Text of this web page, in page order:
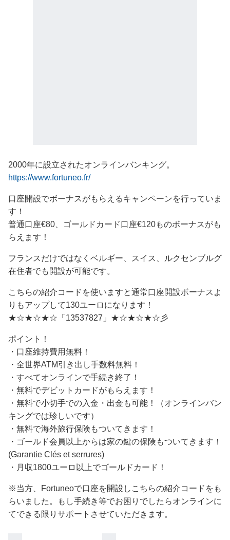
2000年に設立されたオンラインバンキング。
https://www.fortuneo.fr/
口座開設でボーナスがもらえるキャンペーンを行っていま
す！
普通口座€80、ゴールドカード口座€120ものボーナスがも
らえます！
フランスだけではなくベルギー、スイス、ルクセンブルグ
在住者でも開設が可能です。
こちらの紹介コードを使いますと通常口座開設ボーナスよ
りもアップして130ユーロになります！
★☆★☆★☆「13537827」★☆★☆★☆彡
ポイント！
・口座維持費用無料！
・全世界ATM引き出し手数料無料！
・すべてオンラインで手続き終了！
・無料でデビットカードがもらえます！
・無料で小切手での入金・出金も可能！（オンラインバン
キングでは珍しいです）
・無料で海外旅行保険もついてきます！
・ゴールド会員以上からは家の鍵の保険もついてきます！
(Garantie Clés et serrures)
・月収1800ユーロ以上でゴールドカード！
※当方、Fortuneoで口座を開設しこちらの紹介コードをも
らいました。もし手続き等でお困りでしたらオンラインに
てできる限りサポートさせていただきます。